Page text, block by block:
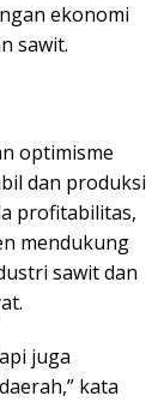
ekonomi
sawit.
optimisme
dan produksi
profitabilitas,
mendukung
sawit dan
juga
kata